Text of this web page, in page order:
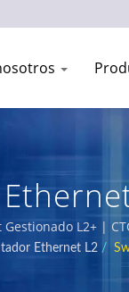
Gestionado L2+
Nuestro
61850-3 y E-
Ethernet L2 /